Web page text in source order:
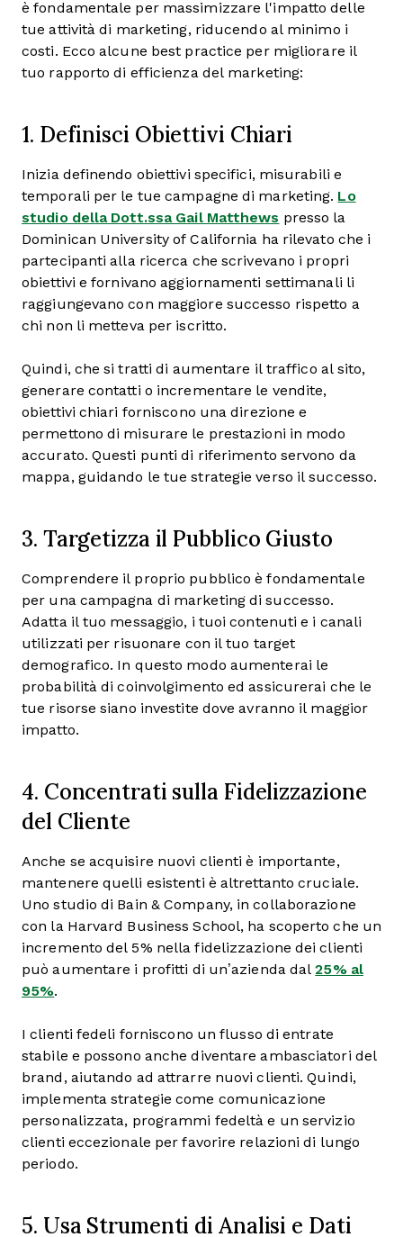
è fondamentale per massimizzare l'impatto delle
tue attività di marketing, riducendo al minimo i
costi. Ecco alcune best practice per migliorare il
tuo rapporto di efficienza del marketing:
1. Definisci Obiettivi Chiari
Inizia definendo obiettivi specifici, misurabili e
temporali per le tue campagne di marketing. Lo
studio della Dott.ssa Gail Matthews presso la
Dominican University of California ha rilevato che i
partecipanti alla ricerca che scrivevano i propri
obiettivi e fornivano aggiornamenti settimanali li
raggiungevano con maggiore successo rispetto a
chi non li metteva per iscritto.
Quindi, che si tratti di aumentare il traffico al sito,
generare contatti o incrementare le vendite,
obiettivi chiari forniscono una direzione e
permettono di misurare le prestazioni in modo
accurato. Questi punti di riferimento servono da
mappa, guidando le tue strategie verso il successo.
3. Targetizza il Pubblico Giusto
Comprendere il proprio pubblico è fondamentale
per una campagna di marketing di successo.
Adatta il tuo messaggio, i tuoi contenuti e i canali
utilizzati per risuonare con il tuo target
demografico. In questo modo aumenterai le
probabilità di coinvolgimento ed assicurerai che le
tue risorse siano investite dove avranno il maggior
impatto.
4. Concentrati sulla Fidelizzazione
del Cliente
Anche se acquisire nuovi clienti è importante,
mantenere quelli esistenti è altrettanto cruciale.
Uno studio di Bain & Company, in collaborazione
con la Harvard Business School, ha scoperto che un
incremento del 5% nella fidelizzazione dei clienti
può aumentare i profitti di un’azienda dal25% al
95%.
I clienti fedeli forniscono un flusso di entrate
stabile e possono anche diventare ambasciatori del
brand, aiutando ad attrarre nuovi clienti. Quindi,
implementa strategie come comunicazione
personalizzata, programmi fedeltà e un servizio
clienti eccezionale per favorire relazioni di lungo
periodo.
5. Usa Strumenti di Analisi e Dati